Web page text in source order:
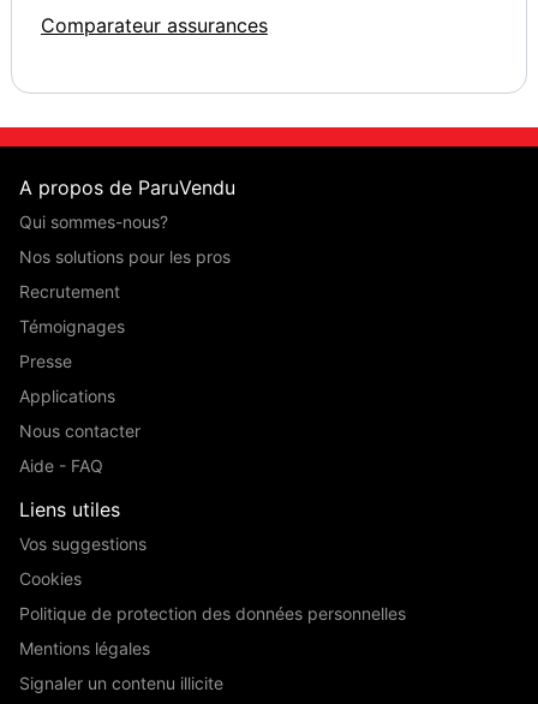
Comparateur assurances
A propos de ParuVendu
Qui sommes-nous?
Nos solutions pour les pros
Recrutement
Témoignages
Presse
Applications
Nous contacter
Aide - FAQ
Liens utiles
Vos suggestions
Cookies
Politique de protection des données personnelles
Mentions légales
Signaler un contenu illicite